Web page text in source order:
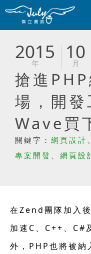
2015
年 10
月
搶進
場，開
Wave買
關鍵字： 網頁設計 、
專案開發 、 網頁設
在Zend團隊加入
加速C、C++、C#
外，PHP也將被納